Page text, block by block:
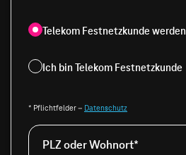
Telekom Festnetzkunde werden
Ich bin Telekom Festnetzkunde
* Pflichtfelder – Datenschutz
PLZ oder Wohnort*